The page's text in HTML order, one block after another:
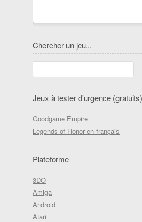
Chercher un jeu...
Jeux à tester d'urgence (gratuits)
Goodgame Empire
Legends of Honor en français
Plateforme
3DO
Amiga
Android
Atari